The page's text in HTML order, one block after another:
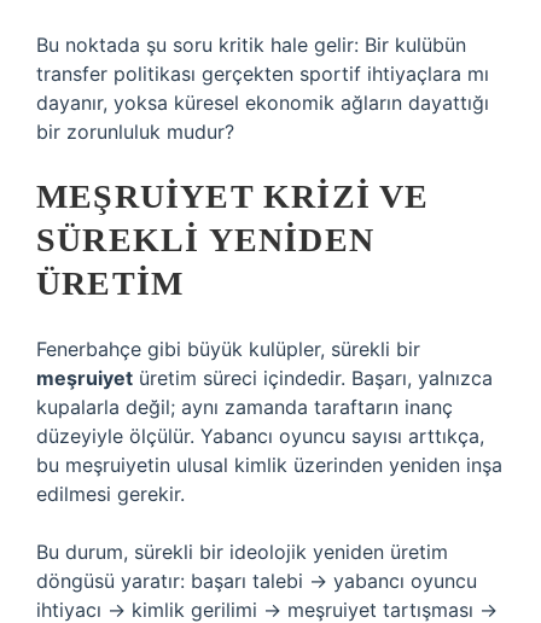
Bu noktada şu soru kritik hale gelir: Bir kulübün
transfer politikası gerçekten sportif ihtiyaçlara mı
dayanır, yoksa küresel ekonomik ağların dayattığı
bir zorunluluk mudur?
MEŞRUIYET KRIZI VE
SÜREKLI YENIDEN
ÜRETIM
Fenerbahçe gibi büyük kulüpler, sürekli bir
meşruiyet üretim süreci içindedir. Başarı, yalnızca
kupalarla değil; aynı zamanda taraftarın inanç
düzeyiyle ölçülür. Yabancı oyuncu sayısı arttıkça,
bu meşruiyetin ulusal kimlik üzerinden yeniden inşa
edilmesi gerekir.
Bu durum, sürekli bir ideolojik yeniden üretim
döngüsü yaratır: başarı talebi → yabancı oyuncu
ihtiyacı → kimlik gerilimi → meşruiyet tartışması →